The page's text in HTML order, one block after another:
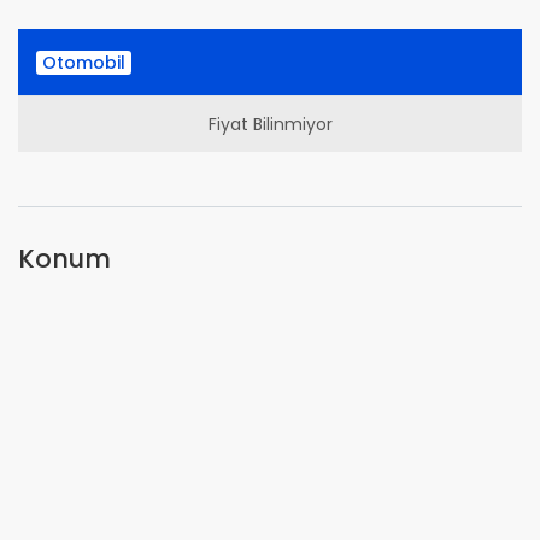
Otomobil
Fiyat Bilinmiyor
Konum